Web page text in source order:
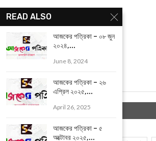
READ ALSO
আজকের পত্রিকা – ০৮ জুন
২০২৪,...
June 8, 2024
আজকের পত্রিকা – ২৬
এপ্রিল ২০২৫,...
April 26, 2025
আজকের পত্রিকা – ৫
অক্টোবর ২০২৫,...